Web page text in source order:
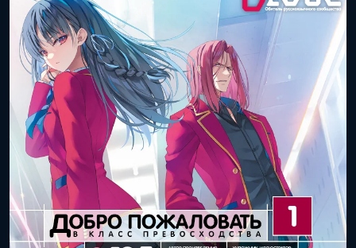
Дата выхода
(цифра):
1 августа 2025 года
Объём тома: 12
ISBN книги: 978-4-04-684976-2